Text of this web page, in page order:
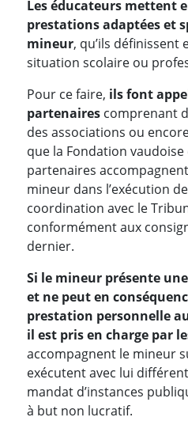
Les éducateurs mettent
prestations adaptées et
mineur, qu’ils définissent
situation scolaire ou
Pour ce faire, ils font
partenaires comprenant
des associations ou
que la Fondation
partenaires
mineur dans l’exécution
coordination avec le
conformément aux
dernier.
Si le mineur présente
et ne peut en
prestation personnelle
il est pris en charge par
accompagnent le mineur
exécutent avec lui
mandat d’instances
à but non lucratif.